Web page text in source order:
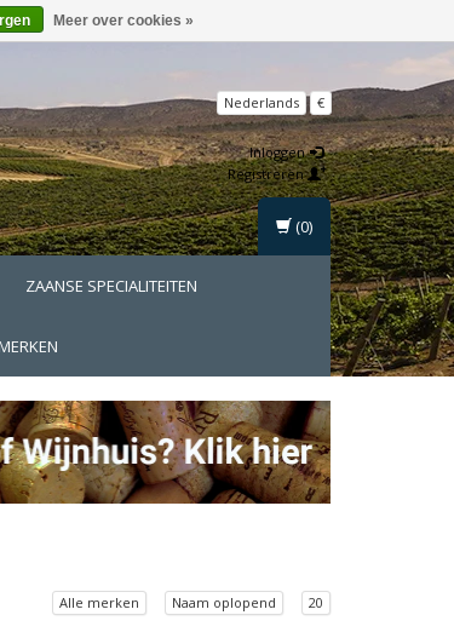
Nederlands €
Inloggen
Registreren
ZAANSE SPECIALITEITEN
(0)
Alle merken Naam oplopend 20
Meer over cookies »